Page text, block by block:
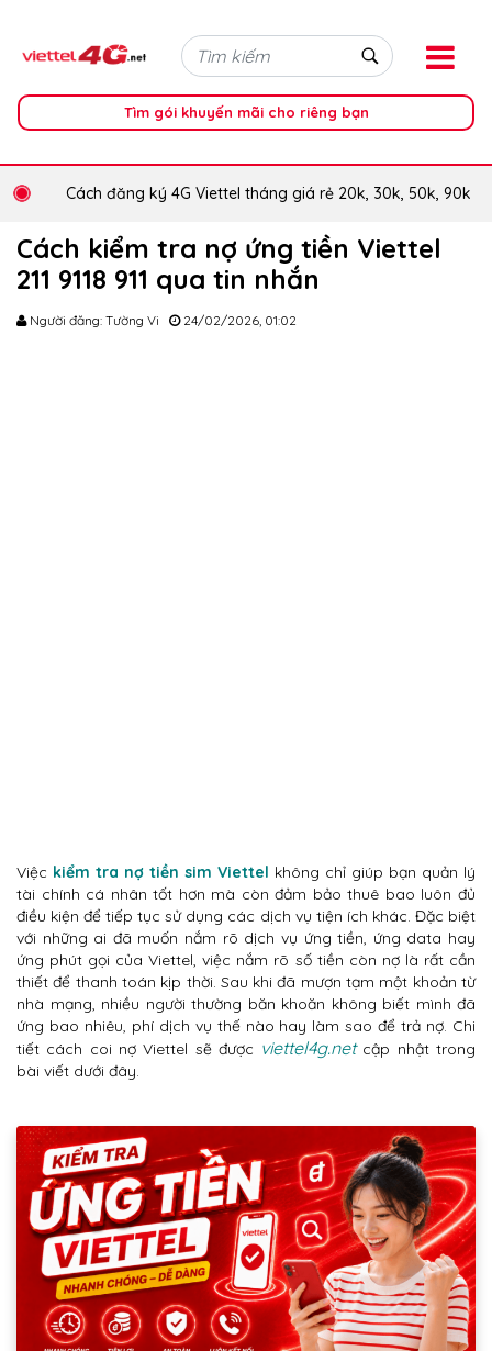
Tìm gói khuyến mãi cho riêng bạn
Cách đăng ký 4G Viettel tháng giá rẻ 20k, 30k, 50k, 90k
Cách kiểm tra nợ ứng tiền Viettel
211 9118 911 qua tin nhắn
Người đăng: Tường Vi 24/02/2026, 01:02
Việc kiểm tra nợ tiền sim Viettel không chỉ giúp bạn quản lý
tài chính cá nhân tốt hơn mà còn đảm bảo thuê bao luôn đủ
điều kiện để tiếp tục sử dụng các dịch vụ tiện ích khác. Đặc biệt
với những ai đã muốn nắm rõ dịch vụ ứng tiền, ứng data hay
ứng phút gọi của Viettel, việc nắm rõ số tiền còn nợ là rất cần
thiết để thanh toán kịp thời. Sau khi đã mượn tạm một khoản từ
nhà mạng, nhiều người thường băn khoăn không biết mình đã
ứng bao nhiêu, phí dịch vụ thế nào hay làm sao để trả nợ. Chi
tiết cách coi nợ Viettel sẽ được viettel4g.netcập nhật trong
bài viết dưới đây.